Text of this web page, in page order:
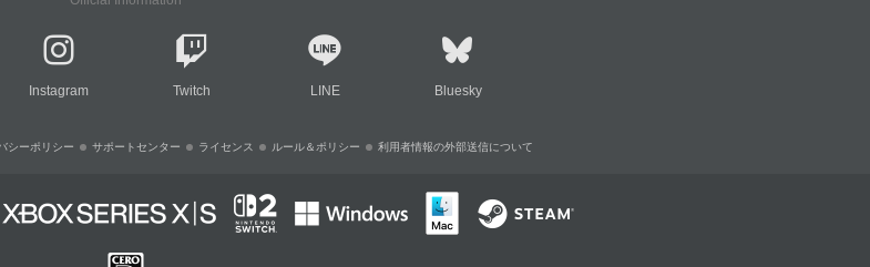
Instagram Twitch LINE Bluesky
シーポリシー サポートセンター ライセンス ルール＆ポリシー 利用者情報の外部送信について